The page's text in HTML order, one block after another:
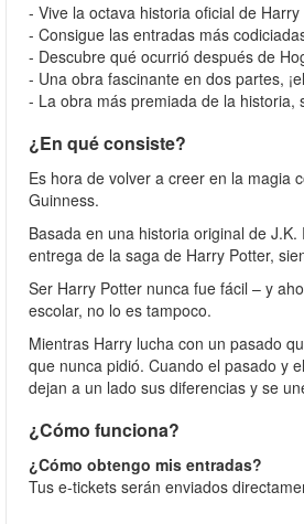
- Vive la octava historia oficial de
- Consigue las entradas más
- Descubre qué ocurrió después de
- Una obra fascinante en dos partes,
- La obra más premiada de la historia,
¿En qué consiste?
Es hora de volver a creer en la magia
Guinness.
Basada en una historia original de
entrega de la saga de Harry Potter,
Ser Harry Potter nunca fue fácil – y
escolar, no lo es tampoco.
Mientras Harry lucha con un pasado
que nunca pidió. Cuando el pasado y
dejan a un lado sus diferencias y se
¿Cómo funciona?
¿Cómo obtengo mis entradas?
Tus e-tickets serán enviados